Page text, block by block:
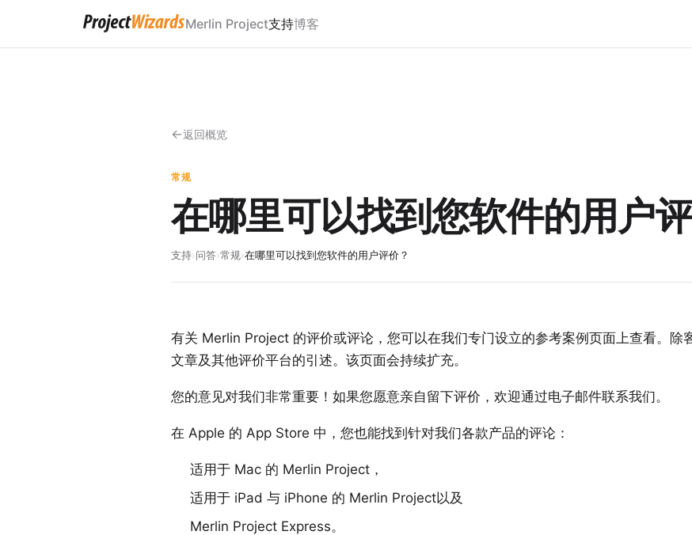
Merlin Project支持博客
返回概览
常规
在哪里可以找到您软件的用户
支持›问答›常规›在哪里可以找到您软件的用户评价？
有关 Merlin Project 的评价或评论，您可以在我们专门设立的参考案例页面上查看。除
文章及其他评价平台的引述。该页面会持续扩充。
您的意见对我们非常重要！如果您愿意亲自留下评价，欢迎通过电子邮件联系我们。
在 Apple 的 App Store 中，您也能找到针对我们各款产品的评论：
适用于 Mac 的 Merlin Project ，
适用于 iPad 与 iPhone 的 Merlin Project以及
Merlin Project Express。